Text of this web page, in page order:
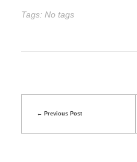
Tags: No tags
Previous Post